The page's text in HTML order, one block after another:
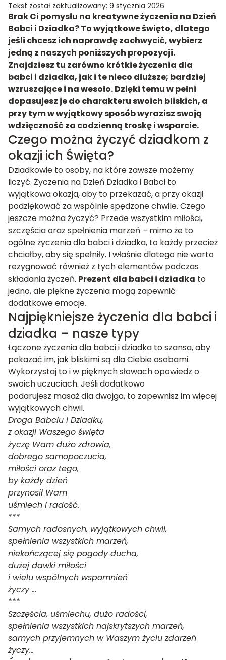
Tekst został zaktualizowany: 9 stycznia 2026
Brak Ci pomysłu na kreatywne życzenia na Dzień
Babci i Dziadka? To wyjątkowe święto, dlatego
jeśli chcesz ich naprawdę zachwycić, wybierz
jedną z naszych poniższych propozycji.
Znajdziesz tu zarówno krótkie życzenia dla
babci i dziadka, jak i te nieco dłuższe; bardziej
wzruszające i na wesoło. Dzięki temu w pełni
dopasujesz je do charakteru swoich bliskich, a
przy tym w wyjątkowy sposób wyrazisz swoją
wdzięczność za codzienną troskę i wsparcie.
Czego można życzyć dziadkom z
okazji ich Święta?
Dziadkowie to osoby, na które zawsze możemy
liczyć. Życzenia na Dzień Dziadka i Babci to
wyjątkowa okazja, aby to przekazać, a przy okazji
podziękować za wspólnie spędzone chwile. Czego
jeszcze można życzyć? Przede wszystkim miłości,
szczęścia oraz spełnienia marzeń – mimo że to
ogólne życzenia dla babci i dziadka, to każdy przecież
chciałby, aby się spełniły. I właśnie dlatego nie warto
rezygnować również z tych elementów podczas
składania życzeń. Prezent dla babci i dziadka to
jedno, ale piękne życzenia mogą zapewnić
dodatkowe emocje.
Najpiękniejsze życzenia dla babci i
dziadka – nasze typy
Łączone życzenia dla babci i dziadka to szansa, aby
pokazać im, jak bliskimi są dla Ciebie osobami.
Wykorzystaj to i w pięknych słowach opowiedz o
swoich uczuciach. Jeśli dodatkowo
podarujesz masaż dla dwojga, to zapewnisz im więcej
wyjątkowych chwil.
Droga Babciu i Dziadku,
z okazji Waszego święta
życzę Wam dużo zdrowia,
dobrego samopoczucia,
miłości oraz tego,
by każdy dzień
przynosił Wam
uśmiech i radość.
***
Samych radosnych, wyjątkowych chwil,
spełnienia wszystkich marzeń,
niekończącej się pogody ducha,
dużej dawki miłości
i wielu wspólnych wspomnień
życzy …
***
Szczęścia, uśmiechu, dużo radości,
spełnienia wszystkich najskrytszych marzeń,
samych przyjemnych w Waszym życiu zdarzeń
życzy…